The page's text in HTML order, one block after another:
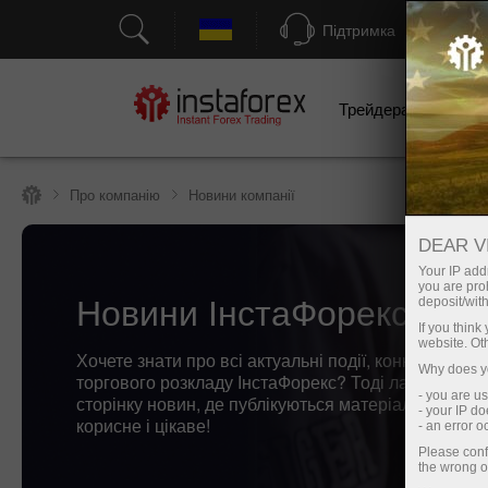
Підтримка
Трейдерам
Про компанію Новини компанії
Новини ІнстаФорекс
Хочете знати про всі актуальні події, конкурси та
торгового розкладу ІнстаФорекс? Тоді ласкаво
сторінку новин, де публікуються матеріали про
корисне і цікаве!
DEAR
Your IP
you are
deposit/
If you
website.
Why does
- you are
- your IP
- an error
Please
the wrong